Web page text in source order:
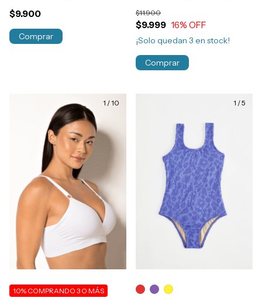
$9.900
Comprar
$9.999
$11.900
16% OFF
¡Solo quedan 3 en stock!
Comprar
1 /10
10% COMPRANDO 3 O MÁS
1 /5